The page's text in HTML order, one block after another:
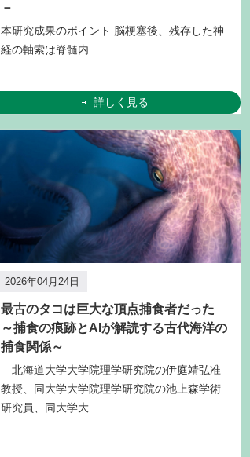
－
本研究成果のポイント 脳梗塞後、残存した神
経の軸索は脊髄内…
詳しく見る
2026年04月24日
最古のタコは巨大な頂点捕食者だった
～捕食の痕跡とAIが解読する古代海洋の
捕食関係～
北海道大学大学院理学研究院の伊庭靖弘准
教授、同大学大学院理学研究院の池上森学術
研究員、同大学大…